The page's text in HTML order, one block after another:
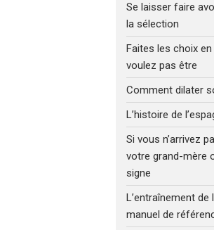
Se laisser faire
la sélection
Faites les choix
voulez pas être
Comment dilater
L’histoire de
Si vous n’arrivez
votre grand-mère
signe
L’entraînement de
manuel de